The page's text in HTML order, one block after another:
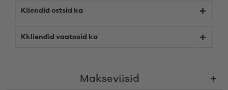
Kliendid ostsid ka
Kkliendid vaatasid ka
Makseviisid